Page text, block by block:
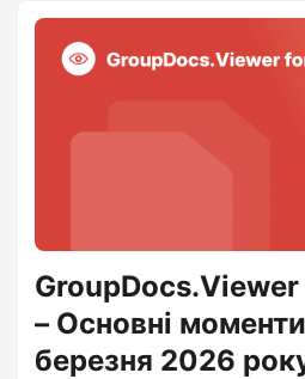
– Основні
березня 2026